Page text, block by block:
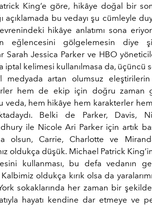
King’e göre, hikâye doğal bir
açıklamada bu vedayı şu cümleyle
hikâye anlatımı sona
eğlencesini gölgelemesin diye
Sarah Jessica Parker ve HBO
iptal kelimesi kullanılmasa da, üçüncü
medyada artan olumsuz
hem de ekip için doğru zaman
veda, hem hikâye hem karakterler
Belki de Parker, Davis,
ile Nicole Ari Parker için artık
olsun, Carrie, Charlotte ve
oldukça düşük. Michael Patrick
kullanması, bu defa vedanın
oldukça kırık olsa da
sokaklarında her zaman bir
hayatı kendine dar etmeye ve